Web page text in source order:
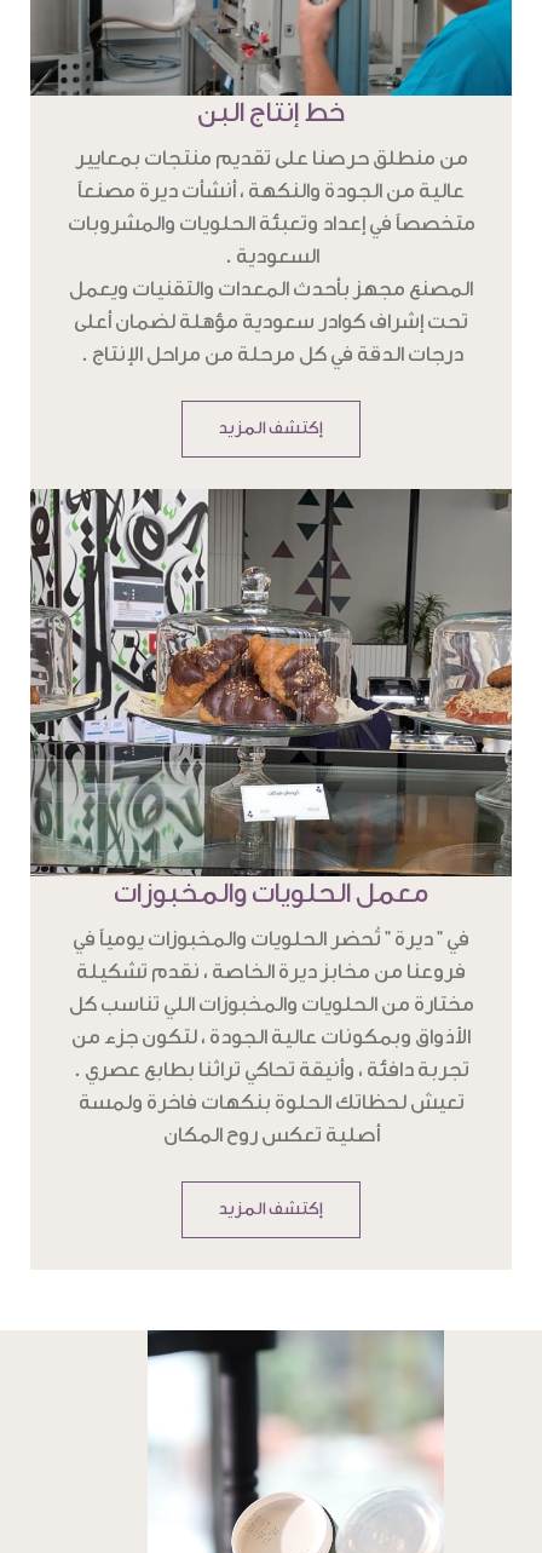
خط إنتاج البن
من منطلق حرصنا على تقديم منتجات بمعايير
عالية من الجودة والنكهة ، أنشأت ديرة مصنعاً
متخصصاً في إعداد وتعبئة الحلويات والمشروبات
السعودية .
المصنع مجهز بأحدث المعدات والتقنيات ويعمل
تحت إشراف كوادر سعودية مؤهلة لضمان أعلى
درجات الدقة في كل مرحلة من مراحل الإنتاج .
إكتشف المزيد
معمل الحلويات والمخبوزات
في " ديرة " تُحضر الحلويات والمخبوزات يومياً في
فروعنا من مخابز ديرة الخاصة ، نقدم تشكيلة
مختارة من الحلويات والمخبوزات اللي تناسب كل
الأذواق وبمكونات عالية الجودة ، لتكون جزء من
تجربة دافئة ، وأنيقة تحاكي تراثنا بطابع عصري .
تعيش لحظاتك الحلوة بنكهات فاخرة ولمسة
أصلية تعكس روح المكان
إكتشف المزيد